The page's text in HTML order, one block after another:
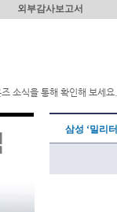
외부감사보고서
소식을 통해 확인해 보세요.
삼성 ‘밀리